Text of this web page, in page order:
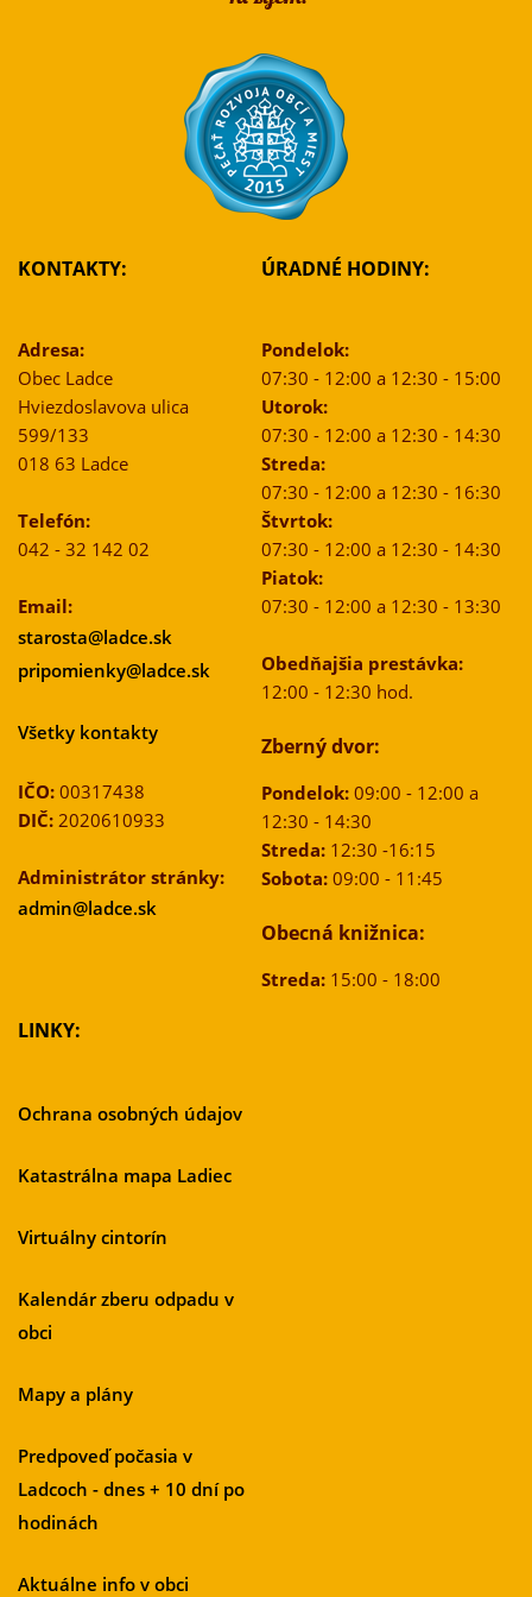
KONTAKTY:
Adresa:
Obec Ladce
Hviezdoslavova ulica
599/133
018 63 Ladce
Telefón:
042 - 32 142 02
Email:
starosta@ladce.sk
pripomienky@ladce.sk
Všetky kontakty
IČO: 00317438
DIČ: 2020610933
Administrátor stránky:
admin@ladce.sk
ÚRADNÉ HODINY:
Pondelok:
07:30 - 12:00 a 12:30 - 15:00
Utorok:
07:30 - 12:00 a 12:30 - 14:30
Streda:
07:30 - 12:00 a 12:30 - 16:30
Štvrtok:
07:30 - 12:00 a 12:30 - 14:30
Piatok:
07:30 - 12:00 a 12:30 - 13:30
Obedňajšia prestávka:
12:00 - 12:30 hod.
Zberný dvor:
Pondelok:09:00 - 12:00 a
12:30 - 14:30
Streda:12:30 -16:15
Sobota:09:00 - 11:45
Obecná knižnica:
Streda:15:00 - 18:00
LINKY:
Ochrana osobných údajov
Katastrálna mapa Ladiec
Virtuálny cintorín
Kalendár zberu odpadu v
obci
Mapy a plány
Predpoveď počasia v
Ladcoch - dnes + 10 dní po
hodinách
Aktuálne info v obci